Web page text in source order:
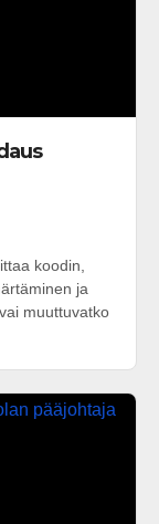
koodin,
ja
muuttuvatko